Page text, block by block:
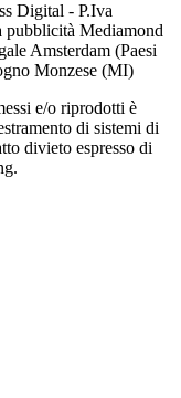
Digital - P.Iva
Mediamond
Amsterdam (Paesi
Monzese (MI)
e/o riprodotti è
di sistemi di
divieto espresso di